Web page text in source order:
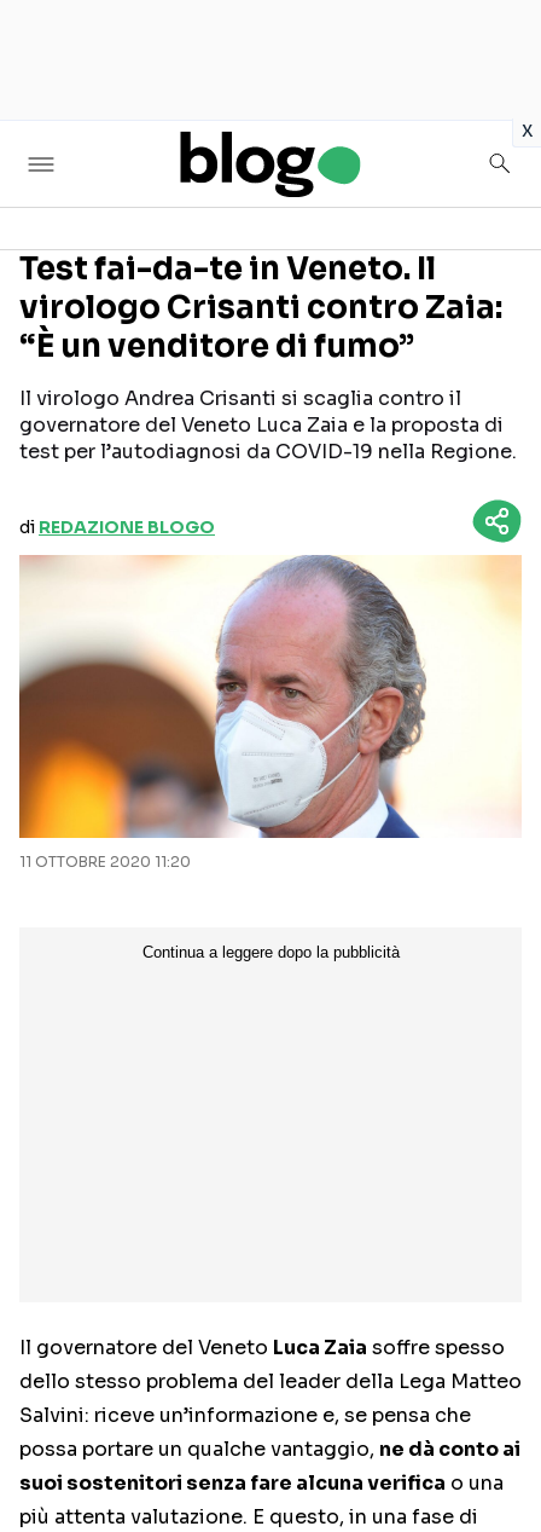
x
Seguici sui social
Test fai-da-te in Veneto. Il
virologo Crisanti contro Zaia:
“È un venditore di fumo”
Il virologo Andrea Crisanti si scaglia contro il
governatore del Veneto Luca Zaia e la proposta di
test per l’autodiagnosi da COVID-19 nella Regione.
di REDAZIONE BLOGO
11 OTTOBRE 2020 11:20
Il governatore del Veneto Luca Zaia soffre spesso
dello stesso problema del leader della Lega Matteo
Salvini: riceve un’informazione e, se pensa che
possa portare un qualche vantaggio, ne dà conto ai
suoi sostenitori senza fare alcuna verifica o una
più attenta valutazione. E questo, in una fase di